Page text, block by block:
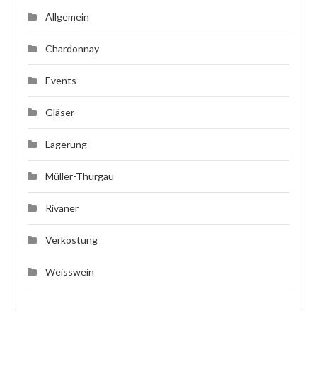
Allgemein
Chardonnay
Events
Gläser
Lagerung
Müller-Thurgau
Rivaner
Verkostung
Weisswein